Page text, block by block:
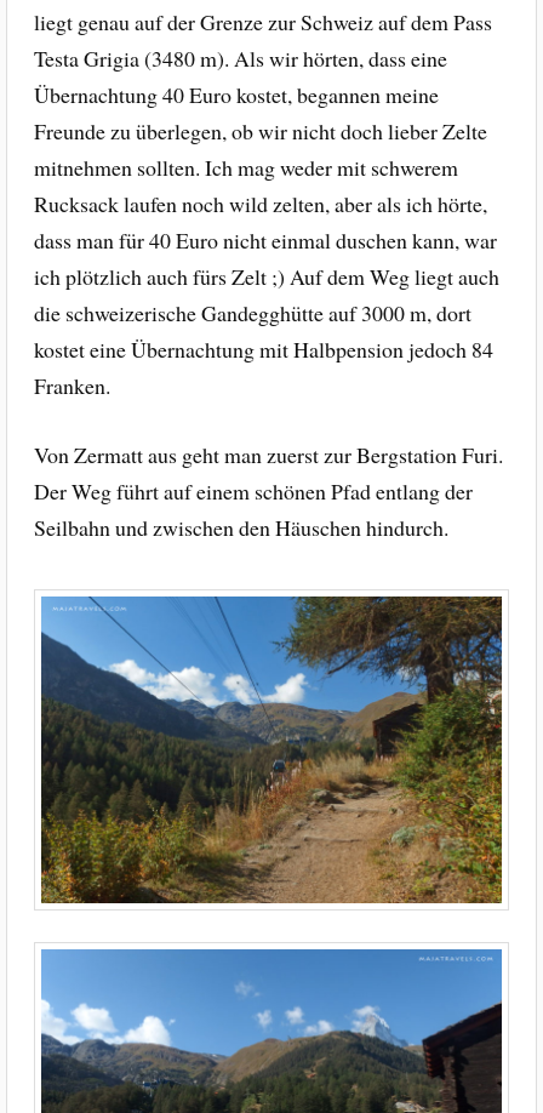
liegt genau auf der Grenze zur Schweiz auf dem Pass
Testa Grigia (3480 m). Als wir hörten, dass eine
Übernachtung 40 Euro kostet, begannen meine
Freunde zu überlegen, ob wir nicht doch lieber Zelte
mitnehmen sollten. Ich mag weder mit schwerem
Rucksack laufen noch wild zelten, aber als ich hörte,
dass man für 40 Euro nicht einmal duschen kann, war
ich plötzlich auch fürs Zelt ;) Auf dem Weg liegt auch
die schweizerische Gandegghütte auf 3000 m, dort
kostet eine Übernachtung mit Halbpension jedoch 84
Franken.
Von Zermatt aus geht man zuerst zur Bergstation Furi.
Der Weg führt auf einem schönen Pfad entlang der
Seilbahn und zwischen den Häuschen hindurch.